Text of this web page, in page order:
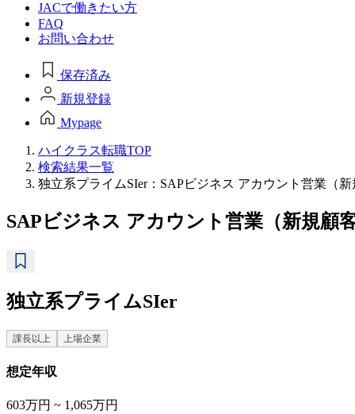
JACで働きたい方
FAQ
お問い合わせ
保存済み
新規登録
Mypage
ハイクラス転職TOP
検索結果一覧
独立系プライムSIer：SAPビジネス アカウント営業（
SAPビジネス アカウント営業（新規顧
独立系プライムSIer
課長以上 上場企業
想定年収
603万円 ~ 1,065万円